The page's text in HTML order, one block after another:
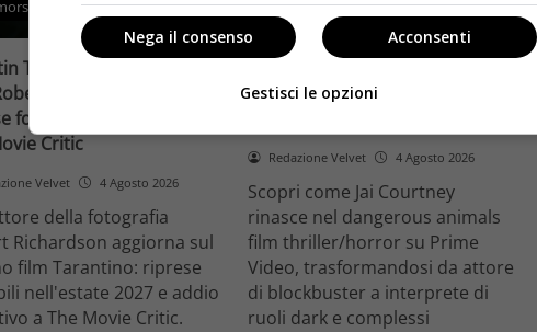
Tarantino e il decimo
Richardson rivela
forse nel 2027 e l’addio a
Critic
Velvet 4 Agosto 2026
della fotografia
Richardson aggiorna sul
film Tarantino: riprese
nell'estate 2027 e addio
a The Movie Critic.
Anteprime
Dangerous Animals su Prime
Redazione Velvet 4 Agosto 2026
Scopri come Jai Courtney
rinasce nel dangerous animals
film thriller/horror su Prime
Video, trasformandosi da attore
di blockbuster a interprete di
ruoli dark e complessi
Acconsenti
Nega il consenso
Gestisci le opzioni